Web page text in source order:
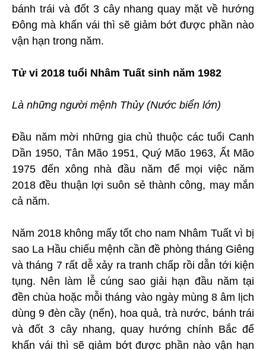
bánh trái và đốt 3 cây nhang quay mặt về hướng
Đông mà khấn vái thì sẽ giảm bớt được phần nào
vận hạn trong năm.
Tử vi 2018 tuổi Nhâm Tuất sinh năm 1982
Là những người mệnh Thủy (Nước biển lớn)
Đầu năm mời những gia chủ thuộc các tuổi Canh
Dần 1950, Tân Mão 1951, Quý Mão 1963, Ất Mão
1975 đến xông nhà đầu năm để mọi việc năm
2018 đều thuận lợi suôn sẻ thành công, may mắn
cả năm.
Năm 2018 không mấy tốt cho nam Nhâm Tuất vì bị
sao La Hầu chiếu mệnh cần đề phòng tháng Giêng
và tháng 7 rất dễ xảy ra tranh chấp rồi dẫn tới kiện
tụng. Nên làm lễ cúng sao giải hạn đầu năm tại
đền chùa hoặc mỗi tháng vào ngày mùng 8 âm lịch
dùng 9 đèn cầy (nến), hoa quả, trà nước, bánh trái
và đốt 3 cây nhang, quay hướng chính Bắc để
khấn vái thì sẽ giảm bớt được phần nào vận hạn